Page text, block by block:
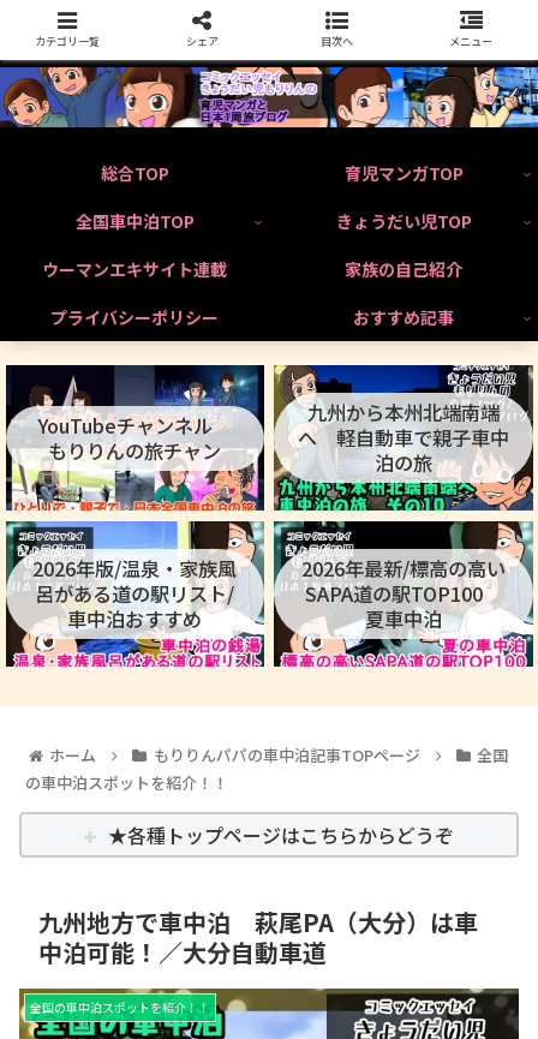
総合TOP
育児マンガTOP
全国車中泊TOP
きょうだい児TOP
ウーマンエキサイト連載
家族の自己紹介
プライバシーポリシー
おすすめ記事
YouTubeチャンネル
もりりんの旅チャン
九州から本州北端南端
へ 軽自動車で親子車中
泊の旅
2026年版/温泉・家族風
呂がある道の駅リスト/
車中泊おすすめ
2026年最新/標高の高い
SAPA道の駅TOP100
夏車中泊
ホーム もりりんパパの車中泊記事TOPページ
全国
の車中泊スポットを紹介！！
★各種トップページはこちらからどうぞ
九州地方で車中泊 萩尾PA（大分）は車
中泊可能！／大分自動車道
全国の車中泊スポットを紹介！！
カテゴリ一覧 シェア 目次へ メニュー